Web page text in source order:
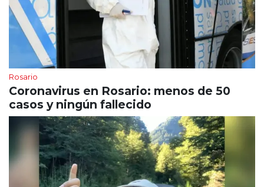
Rosario
Coronavirus en Rosario: menos de 50
casos y ningún fallecido